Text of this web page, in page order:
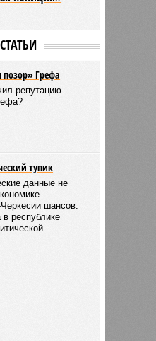
Грефа
репутацию
тупик
данные не
шансов:
в республике